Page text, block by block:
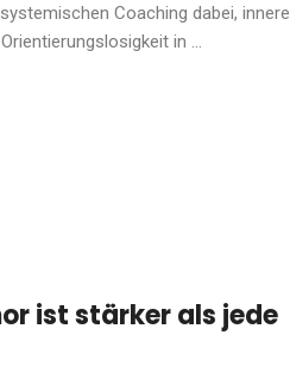
Coaching dabei, innere
in ...
ist stärker als jede